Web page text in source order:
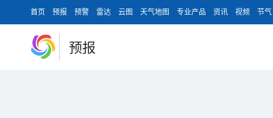
首页 预报 预警 雷达 云图 天气地图 专业产品 资讯 视频 节气
预报